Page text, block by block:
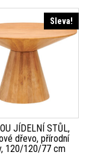
Sleva!
JÍDELNÍ STŮL,
dřevo, přírodní
120/120/77 cm